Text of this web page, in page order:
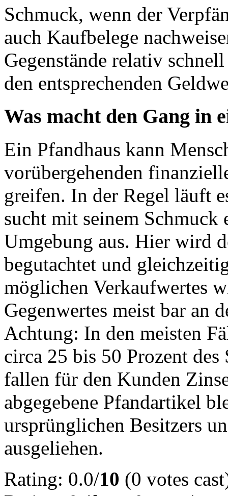
Schmuck, wenn der
auch Kaufbelege
Gegenstände relativ
den entsprechenden
Was macht den Gang in
Ein Pfandhaus kann
vorübergehenden
greifen. In der Regel läuft
sucht mit seinem Schmuck
Umgebung aus. Hier wird
begutachtet und
möglichen Verkaufwertes
Gegenwertes meist bar an
Achtung: In den meisten
circa 25 bis 50 Prozent des
fallen für den Kunden
abgegebene Pfandartikel
ursprünglichen Besitzers
ausgeliehen.
Rating: 0.0/10 (0 votes